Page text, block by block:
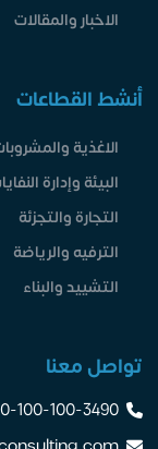
الاخبار والمقالات
أنشط القطاعات
الاغذية
البيئة وإدارة
التجارة والتجزئة
الترفيه والرياضة
التشييد والبناء
تواصل معنا
100-100-3490